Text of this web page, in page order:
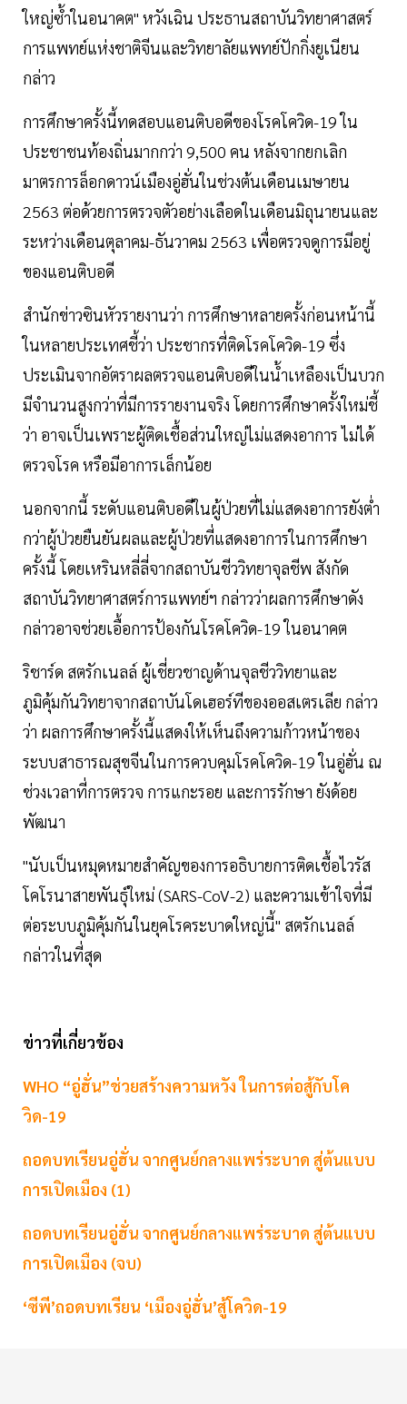
ใหญ่ซ้ำในอนาคต" หวังเฉิน ประธานสถาบันวิทยาศาสตร์
การแพทย์แห่งชาติจีนและวิทยาลัยแพทย์ปักกิ่งยูเนียน
กล่าว
การศึกษาครั้งนี้ทดสอบแอนติบอดีของโรคโควิด-19 ใน
ประชาชนท้องถิ่นมากกว่า 9,500 คน หลังจากยกเลิก
มาตรการล็อกดาวน์เมืองอู่ฮั่นในช่วงต้นเดือนเมษายน
2563 ต่อด้วยการตรวจตัวอย่างเลือดในเดือนมิถุนายนและ
ระหว่างเดือนตุลาคม-ธันวาคม 2563 เพื่อตรวจดูการมีอยู่
ของแอนติบอดี
สำนักข่าวซินหัวรายงานว่า การศึกษาหลายครั้งก่อนหน้านี้
ในหลายประเทศชี้ว่า ประชากรที่ติดโรคโควิด-19 ซึ่ง
ประเมินจากอัตราผลตรวจแอนติบอดีในน้ำเหลืองเป็นบวก
มีจำนวนสูงกว่าที่มีการรายงานจริง โดยการศึกษาครั้งใหม่ชี้
ว่า อาจเป็นเพราะผู้ติดเชื้อส่วนใหญ่ไม่แสดงอาการ ไม่ได้
ตรวจโรค หรือมีอาการเล็กน้อย
นอกจากนี้ ระดับแอนติบอดีในผู้ป่วยที่ไม่แสดงอาการยังต่ำ
กว่าผู้ป่วยยืนยันผลและผู้ป่วยที่แสดงอาการในการศึกษา
ครั้งนี้ โดยเหรินหลี่ลี่จากสถาบันชีววิทยาจุลชีพ สังกัด
สถาบันวิทยาศาสตร์การแพทย์ฯ กล่าวว่าผลการศึกษาดัง
กล่าวอาจช่วยเอื้อการป้องกันโรคโควิด-19 ในอนาคต
ริชาร์ด สตรักเนลล์ ผู้เชี่ยวชาญด้านจุลชีววิทยาและ
ภูมิคุ้มกันวิทยาจากสถาบันโดเฮอร์ทีของออสเตรเลีย กล่าว
ว่า ผลการศึกษาครั้งนี้แสดงให้เห็นถึงความก้าวหน้าของ
ระบบสาธารณสุขจีนในการควบคุมโรคโควิด-19 ในอู่ฮั่น ณ
ช่วงเวลาที่การตรวจ การแกะรอย และการรักษา ยังด้อย
พัฒนา
"นับเป็นหมุดหมายสำคัญของการอธิบายการติดเชื้อไวรัส
โคโรนาสายพันธุ์ใหม่ (SARS-CoV-2) และความเข้าใจที่มี
ต่อระบบภูมิคุ้มกันในยุคโรคระบาดใหญ่นี้" สตรักเนลล์
กล่าวในที่สุด
ข่าวที่เกี่ยวข้อง
WHO “อู่ฮั่น”ช่วยสร้างความหวัง ในการต่อสู้กับโค
วิด-19
ถอดบทเรียนอู่ฮั่น จากศูนย์กลางแพร่ระบาด สู่ต้นแบบ
การเปิดเมือง (1)
ถอดบทเรียนอู่ฮั่น จากศูนย์กลางแพร่ระบาด สู่ต้นแบบ
การเปิดเมือง (จบ)
‘ซีพี’ถอดบทเรียน ‘เมืองอู่ฮั่น’สู้โควิด-19